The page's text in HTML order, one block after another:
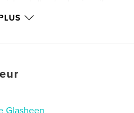
via l'Irlande, où il atterrit
détails
Glasheen